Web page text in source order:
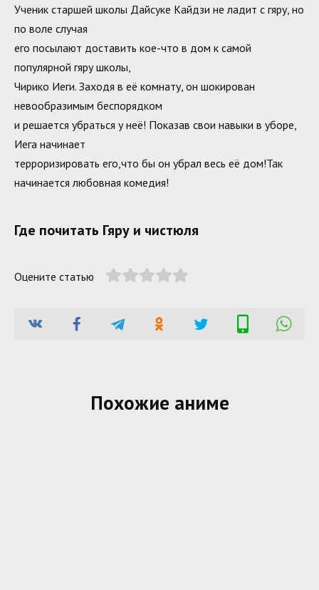
Ученик старшей школы Дайсуке Кайдзи не ладит с гяру, но
по воле случая
его посылают доставить кое-что в дом к самой
популярной гяру школы,
Чирико Иеги. Заходя в её комнату, он шокирован
невообразимым беспорядком
и решается убраться у неё! Показав свои навыки в уборе,
Иега начинает
терроризировать его,что бы он убрал весь её дом!Так
начинается любовная комедия!
Где почитать Гяру и чистюля
Оцените статью
Похожие аниме